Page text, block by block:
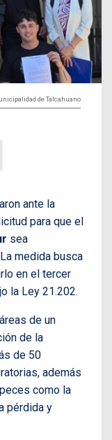
de Talcahuano
ante la
para que el
sea
medida busca
en el tercer
la Ley 21.202.
de un
de la
de 50
además
como la
pérdida y